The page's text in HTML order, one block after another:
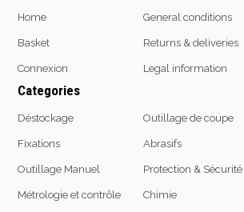
Home
Basket
Connexion
General conditions
Returns & deliveries
Legal information
Categories
Déstockage
Fixations
Outillage Manuel
Métrologie et contrôle
Outillage de coupe
Abrasifs
Protection & Sécurité
Chimie